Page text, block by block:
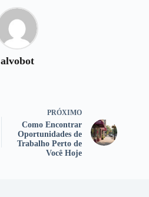
alvobot
PRÓXIMO
Como Encontrar
Oportunidades de
Trabalho Perto de
Você Hoje